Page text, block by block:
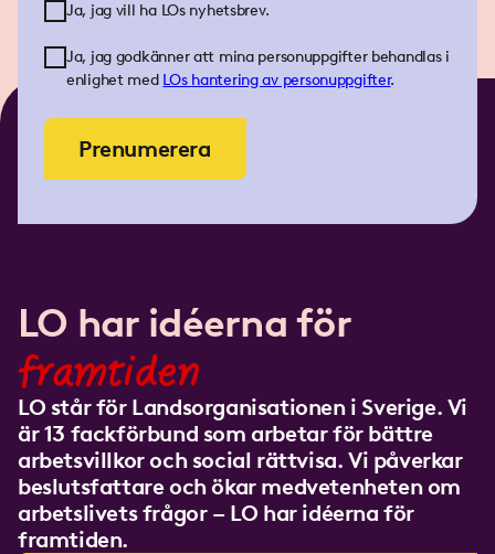
Ja, jag vill ha LOs nyhetsbrev.
Ja, jag godkänner att mina personuppgifter behandlas i
enlighet med LOs hantering av personuppgifter.
Prenumerera
LO har idéerna för
framtiden
LO står för Landsorganisationen i Sverige. Vi
är 13 fackförbund som arbetar för bättre
arbetsvillkor och social rättvisa. Vi påverkar
beslutsfattare och ökar medvetenheten om
arbetslivets frågor – LO har idéerna för
framtiden.